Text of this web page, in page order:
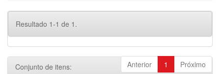
Resultado 1-1 de 1.
Anterior 1 Próximo
Conjunto de itens: